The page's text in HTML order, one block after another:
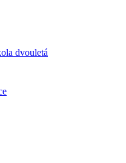
dvouletá